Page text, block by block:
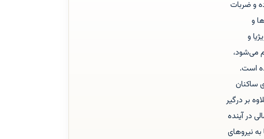
و ضربات
و
و
می‌شود،
است.
ساکنان
بر درگیر
در آینده
نیروهای